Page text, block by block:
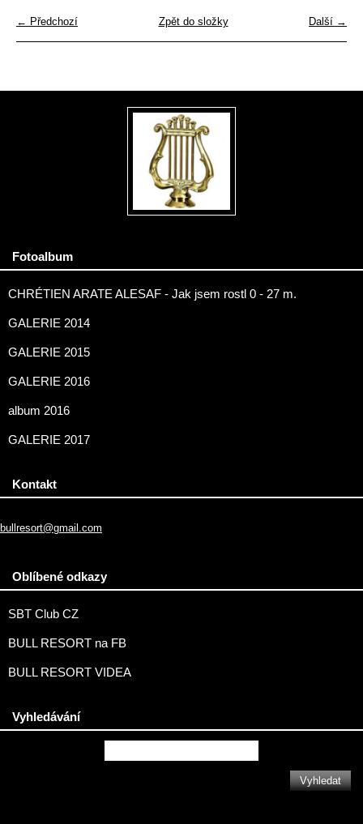
← Předchozí Další →
Zpět do složky
Fotoalbum
CHRÉTIEN ARATE ALESAF - Jak jsem rostl 0 - 27 m.
GALERIE 2014
GALERIE 2015
GALERIE 2016
album 2016
GALERIE 2017
Kontakt
bullresort@gmail.com
Oblíbené odkazy
SBT Club CZ
BULL RESORT na FB
BULL RESORT VIDEA
Vyhledávání